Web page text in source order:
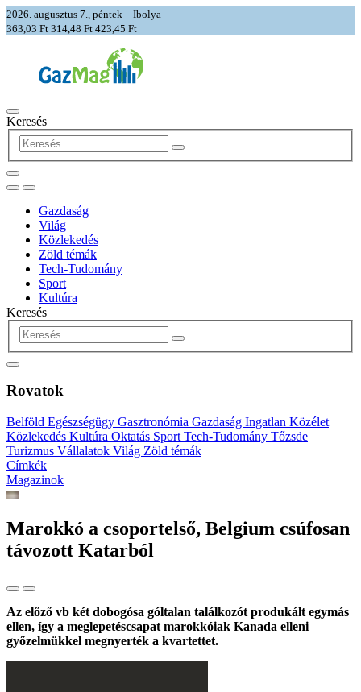
2026. augusztus 7., péntek – Ibolya
363,03 Ft 314,48 Ft 423,45 Ft
Keresés
Gazdaság
Világ
Közlekedés
Zöld témák
Tech-Tudomány
Sport
Kultúra
Keresés
Rovatok
Belföld Egészségügy Gasztronómia Gazdaság Ingatlan Közélet
Közlekedés Kultúra Oktatás Sport Tech-Tudomány Tőzsde
Turizmus Vállalatok Világ Zöld témák
Címkék
Magazinok
Marokkó a csoportelső, Belgium csúfosan
távozott Katarból
Az előző vb két dobogósa góltalan találkozót produkált egymás
ellen, így a meglepetéscsapat marokkóiak Kanada elleni
győzelmükkel megnyerték a kvartettet.